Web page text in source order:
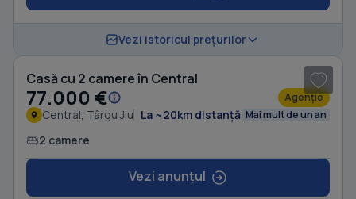
Vezi istoricul prețurilor
Casă cu 2 camere în Central
77.000 € Agenție
Central, Târgu Jiu La ~20km distanță Mai mult de un an
2 camere
Vezi anunțul